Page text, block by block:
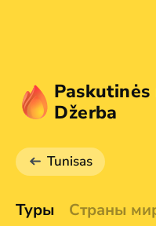
Džerba
Tunisas
Туры Страны